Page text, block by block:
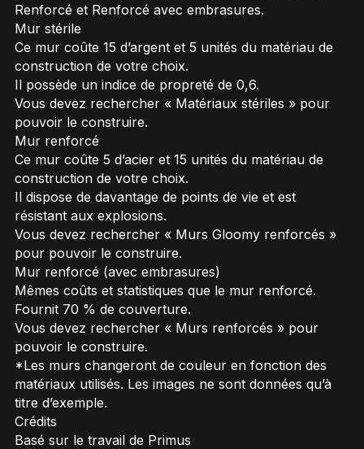
Renforcé et Renforcé avec embrasures.
Mur stérile
Ce mur coûte 15 d’argent et 5 unités du matériau de
construction de votre choix.
Il possède un indice de propreté de 0,6.
Vous devez rechercher « Matériaux stériles » pour
pouvoir le construire.
Mur renforcé
Ce mur coûte 5 d’acier et 15 unités du matériau de
construction de votre choix.
Il dispose de davantage de points de vie et est
résistant aux explosions.
Vous devez rechercher « Murs Gloomy renforcés »
pour pouvoir le construire.
Mur renforcé (avec embrasures)
Mêmes coûts et statistiques que le mur renforcé.
Fournit 70 % de couverture.
Vous devez rechercher « Murs renforcés » pour
pouvoir le construire.
*Les murs changeront de couleur en fonction des
matériaux utilisés. Les images ne sont données qu’à
titre d’exemple.
Crédits
Basé sur le travail de Primus